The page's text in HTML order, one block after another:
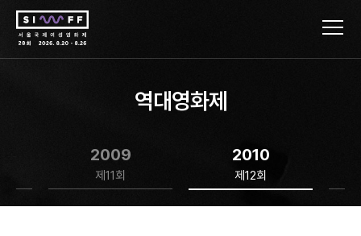
역대영화제
2009
제11회
2010
제12회